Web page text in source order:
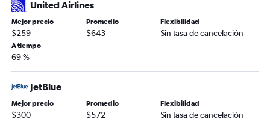
United Airlines
Mejor precio
$259
Promedio
$643
Flexibilidad
Sin tasa de cancelación
A tiempo
69 %
JetBlue
Mejor precio
$300
Promedio
$572
Flexibilidad
Sin tasa de cancelación